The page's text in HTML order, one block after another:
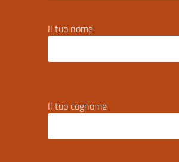
Il tuo nome
Il tuo cognome